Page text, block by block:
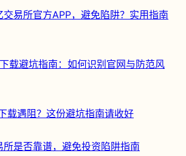
易所官方APP，避免陷阱？实用指南
载避坑指南：如何识别官网与防范风
载遇阻？这份避坑指南请收好
是否靠谱，避免投资陷阱指南